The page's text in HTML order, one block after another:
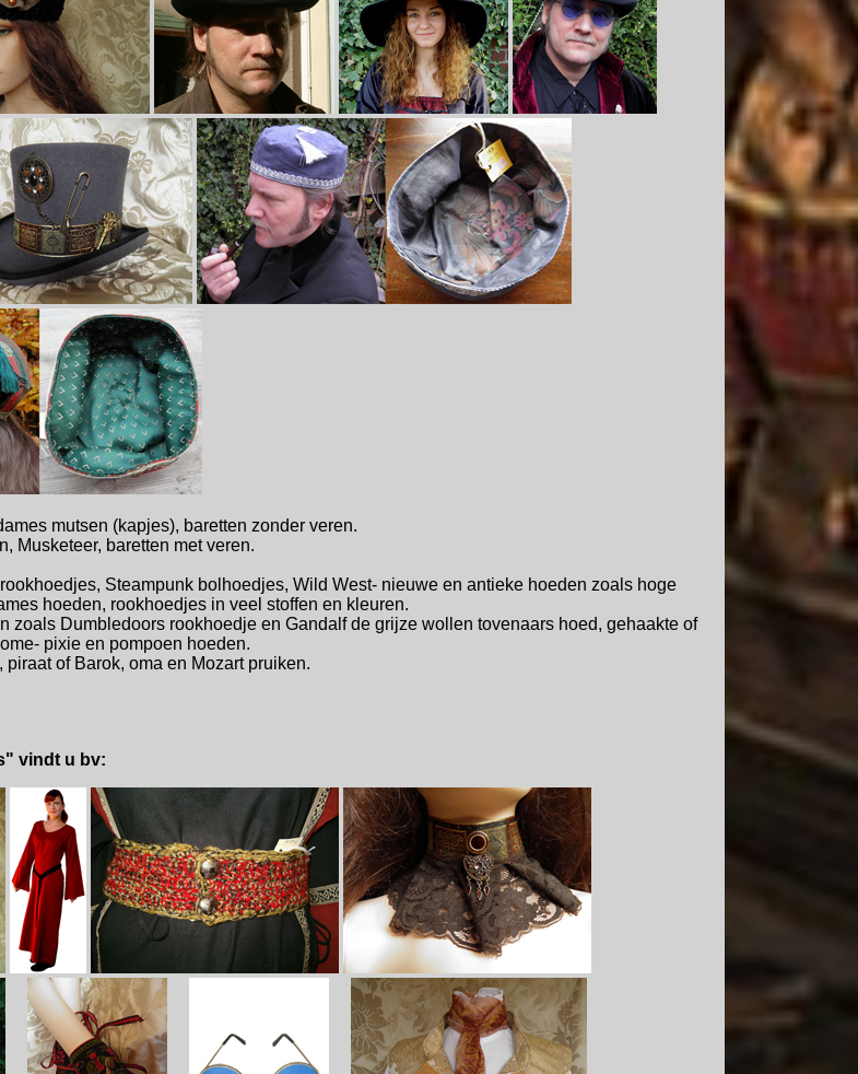
mutsen (kapjes), baretten zonder veren.
Musketeer, baretten met veren.
Steampunk bolhoedjes, Wild West- nieuwe en antieke hoeden zoals hoge
hoeden, rookhoedjes in veel stoffen en kleuren.
zoals Dumbledoors rookhoedje en Gandalf de grijze wollen tovenaars hoed, gehaakte of
pixie en pompoen hoeden.
of Barok, oma en Mozart pruiken.
vindt u bv: